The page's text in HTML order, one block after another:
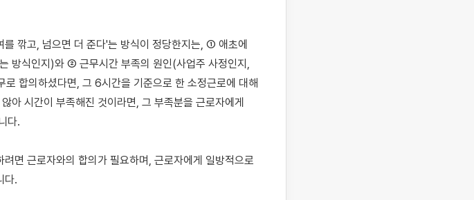
깎고, 넘으면 더 준다'는 방식이 정당한지는, ① 애초에
방식인지)와 ② 근무시간 부족의 원인(사업주 사정인지,
합의하셨다면, 그 6시간을 기준으로 한 소정근로에 대해
아 시간이 부족해진 것이라면, 그 부족분을 근로자에게
다.
면 근로자와의 합의가 필요하며, 근로자에게 일방적으로
다.